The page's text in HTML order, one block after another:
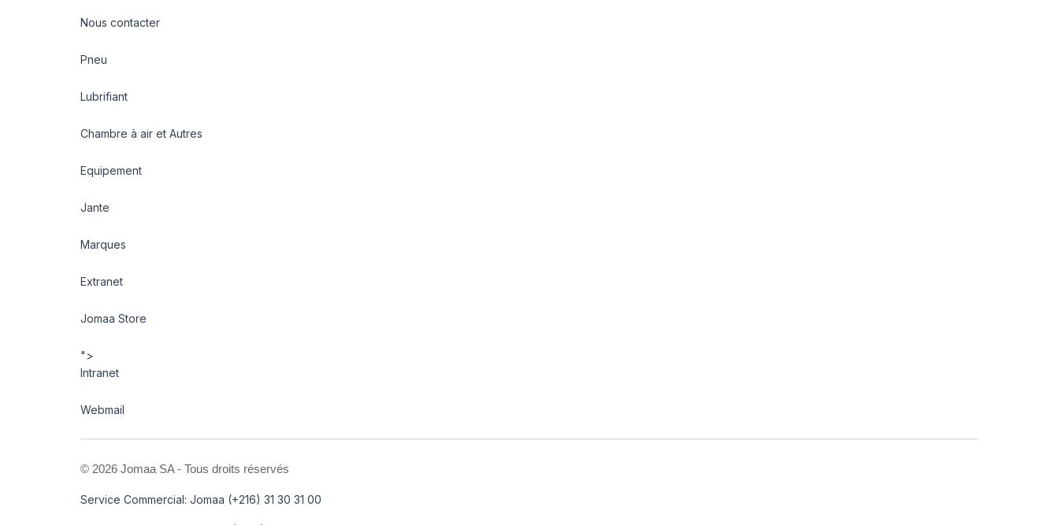
Nous contacter
Pneu
Lubrifiant
Chambre à air et Autres
Equipement
Jante
Marques
Extranet
Jomaa Store
">
Intranet
Webmail
© 2026 Jomaa SA - Tous droits réservés
Service Commercial: Jomaa (+216) 31 30 31 00